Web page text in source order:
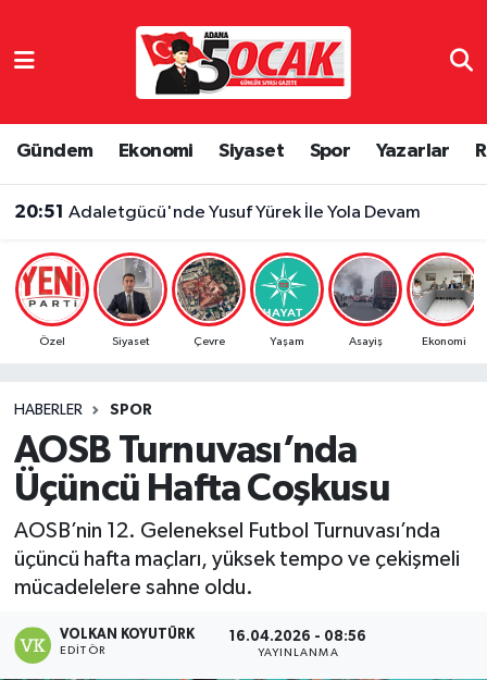
Gündem Ekonomi Siyaset Spor Yazarlar
20:51 Adaletgücü'nde Yusuf Yürek İle Yola Devam
Özel Siyaset Çevre Yaşam Asayiş Ekonomi
HABERLER SPOR
AOSB Turnuvası’nda
Üçüncü Hafta Coşkusu
AOSB’nin 12. Geleneksel Futbol Turnuvası’nda
üçüncü hafta maçları, yüksek tempo ve çekişmeli
mücadelelere sahne oldu.
VOLKAN KOYUTÜRK
EDITÖR
16.04.2026 - 08:56
YAYINLANMA
Dünya
Eğitim
Gündem
Haber Reklam
Magazin
Özel
Resmi İlanlar
Adana Nöbetçi Eczaneler
Adana Trafik Yoğunluk Haritası
Süper Lig Puan Durumu ve Fikstür
Son Dakika Haberleri
Haber Arşivi